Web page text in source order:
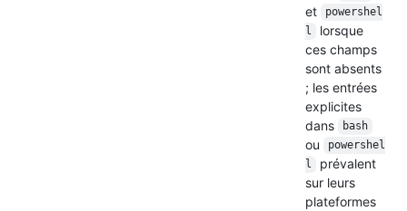
et
powershel
l
lorsque
ces champs
sont absents
; les entrées
explicites
dans
bash
ou
powershel
l
prévalent
sur leurs
plateformes